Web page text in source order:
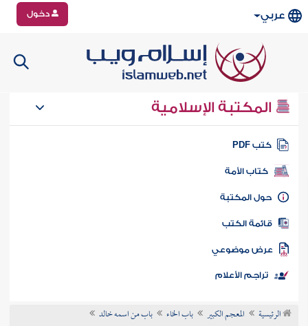
عربي دخول
المكتبة الإسلامية
كتب PDF
كتاب الأمة
المكتبة
الكتب
موضوعي
تراجم الأعلام
الرئيسية المعجم الكبير باب الخاء
باب من اسمه خالد